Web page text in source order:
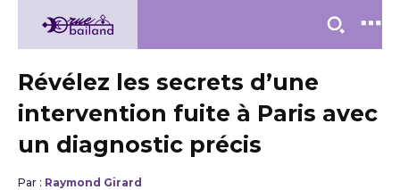
Révélez les secrets d’une
intervention fuite à Paris avec
un diagnostic précis
Par : Raymond Girard